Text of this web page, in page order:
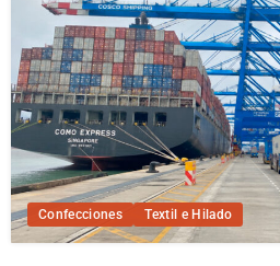
Confecciones Textil e Hilado